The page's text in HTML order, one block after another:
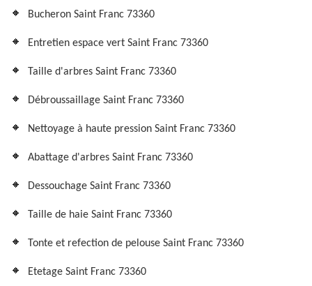
Bucheron Saint Franc 73360
Entretien espace vert Saint Franc 73360
Taille d'arbres Saint Franc 73360
Débroussaillage Saint Franc 73360
Nettoyage à haute pression Saint Franc 73360
Abattage d'arbres Saint Franc 73360
Dessouchage Saint Franc 73360
Taille de haie Saint Franc 73360
Tonte et refection de pelouse Saint Franc 73360
Etetage Saint Franc 73360